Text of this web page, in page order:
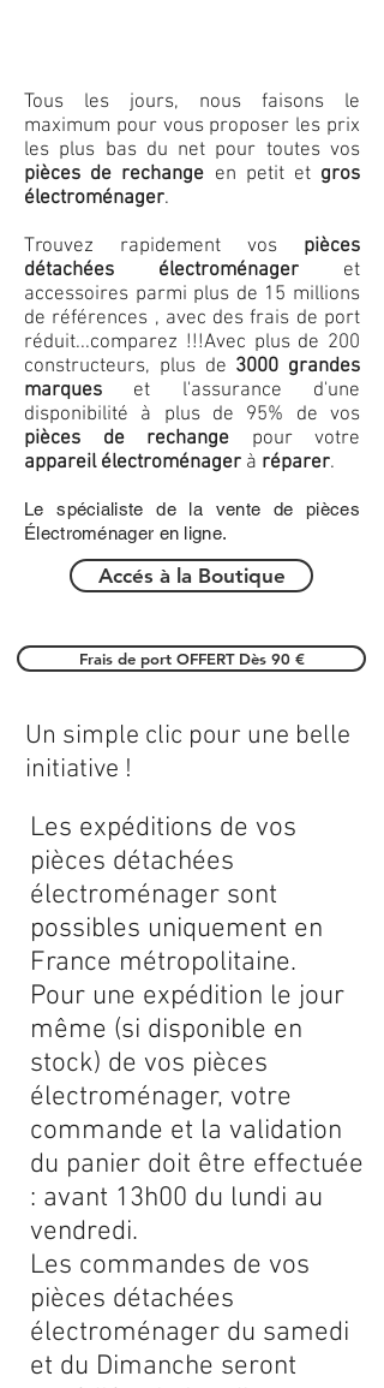
Tous les jours, nous faisons le
maximum pour vous proposer les prix
les plus bas du net pour toutes vos
pièces de rechange en petit et gros
électroménager.
Trouvez rapidement vos pièces
détachées électroménager et
accessoires parmi plus de 15 millions
de références , avec des frais de port
réduit...comparez !!!Avec plus de 200
constructeurs, plus de 3000 grandes
marques et l'assurance d'une
disponibilité à plus de 95% de vos
pièces de rechange pour votre
appareil électroménager à réparer.
Le spécialiste de la vente de pièces
Électroménager en ligne.
Accés à la Boutique
Frais de port OFFERT Dès 90 €
Les expéditions de vos
pièces détachées
électroménager sont
possibles uniquement en
France métropolitaine.
Pour une expédition le jour
même (si disponible en
stock) de vos pièces
électroménager, votre
commande et la validation
du panier doit être effectuée
: avant 13h00 du lundi au
vendredi.
Les commandes de vos
pièces détachées
électroménager du samedi
et du Dimanche seront
Un simple clic pour une belle
initiative !